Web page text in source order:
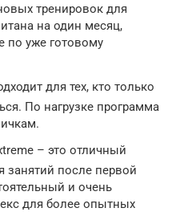
тренировок для
на один месяц,
по уже готовому
для тех, кто только
По нагрузке программа
– это отличный
занятий после первой
и очень
для более опытных